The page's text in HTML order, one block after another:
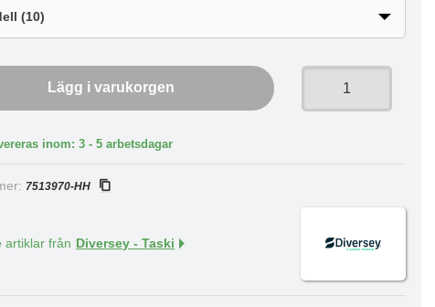
Lägg i varukorgen
inom: 3 - 5 arbetsdagar
7513970-HH
artiklar från Diversey - Taski